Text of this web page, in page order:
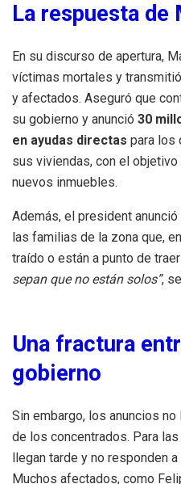
La respuesta de
En su discurso de apertura,
víctimas mortales y
y afectados. Aseguró que
su gobierno y anunció 30
en ayudas directas para los
sus viviendas, con el
nuevos inmuebles.
Además, el president anunció
las familias de la zona que,
traído o están a punto de
sepan que no están solos”,
Una fractura
gobierno
Sin embargo, los anuncios
de los concentrados. Para
llegan tarde y no responden
Muchos afectados, como